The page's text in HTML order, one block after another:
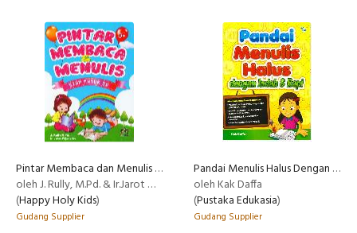
Pintar Membaca dan Menulis Siap Masuk SD
oleh J. Rully, M.Pd. & Ir.Jarot Wijanarko
(Happy Holy Kids)
Gudang Supplier
Pandai Menulis Halus Dengan Indah&Rapi
oleh Kak Daffa
(Pustaka Edukasia)
Gudang Supplier